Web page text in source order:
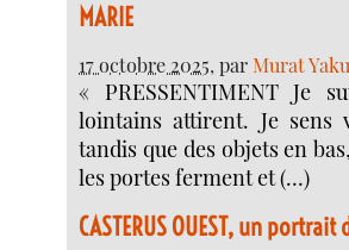
MARIE
17 octobre 2025, parMurat
« PRESSENTIMENT Je
lointains attirent. Je
tandis que des objets en
les portes ferment et (…)
CASTERUS OUEST, un